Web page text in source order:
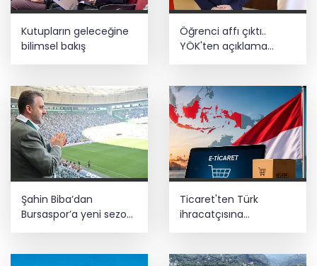
Kutupların geleceğine
bilimsel bakış
Öğrenci affı çıktı..
YÖK'ten açıklama
geldi! 4 aylık süre
Şahin Biba’dan
Bursaspor’a yeni sezon
Ticaret'ten Türk
ihracatçısına